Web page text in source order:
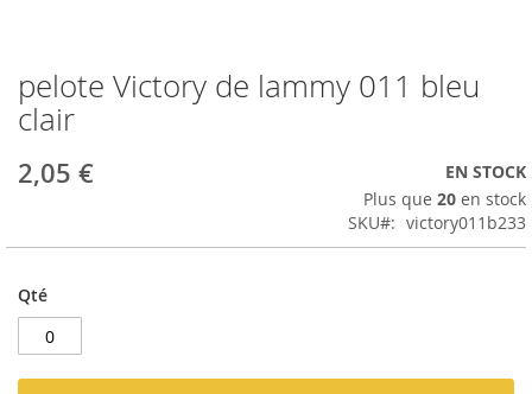
Passer
au
début
la
pelote Victory de lammy 011 bleu
clair
2,05 €
EN STOCK
Plus que 20 en stock
SKU
victory011b233
Qté